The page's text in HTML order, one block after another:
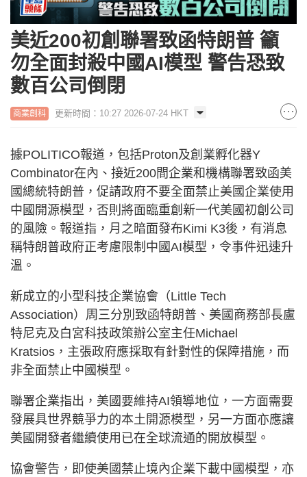
美近200初創聯署致函特朗普 籲
勿全面封殺中國AI模型 警告恐致
數百公司倒閉
商業創科 更新時間：10:27 2026-07-24 HKT
據POLITICO報道，包括Proton及創業孵化器Y
Combinator在內、接近200間企業和機構聯署致函美
國總統特朗普，促請政府不要全面禁止美國企業使用
中國開源模型，否則將面臨重創新一代美國初創公司
的風險。報道指，月之暗面發布Kimi K3後，有消息
稱特朗普政府正考慮限制中國AI模型，令事件迅速升
溫。
新成立的小型科技企業協會（Little Tech
Association）周三分別致函特朗普、美國商務部長盧
特尼克及白宮科技政策辦公室主任Michael
Kratsios，主張政府應採取有針對性的保障措施，而
非全面禁止中國模型。
聯署企業指出，美國要維持AI領導地位，一方面需要
發展具世界競爭力的本土開源模型，另一方面亦應讓
美國開發者繼續使用已在全球流通的開放模型。
協會警告，即使美國禁止境內企業下載中國模型，亦